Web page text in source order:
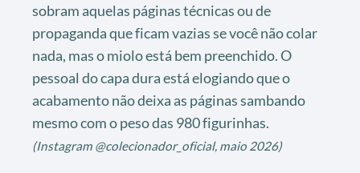
sobram aquelas páginas técnicas ou de
propaganda que ficam vazias se você não colar
nada, mas o miolo está bem preenchido. O
pessoal do capa dura está elogiando que o
acabamento não deixa as páginas sambando
mesmo com o peso das 980 figurinhas.
(Instagram @colecionador_oficial, maio 2026)